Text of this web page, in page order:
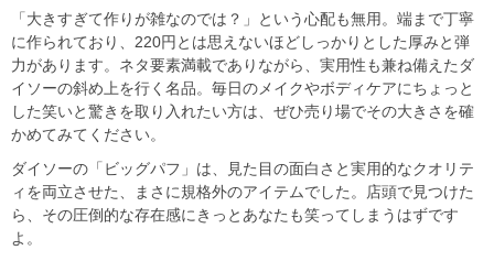
「大きすぎて作りが雑なのでは？」という心配も無用。端まで丁寧
に作られており、220円とは思えないほどしっかりとした厚みと弾
力があります。ネタ要素満載でありながら、実用性も兼ね備えたダ
イソーの斜め上を行く名品。毎日のメイクやボディケアにちょっと
した笑いと驚きを取り入れたい方は、ぜひ売り場でその大きさを確
かめてみてください。
ダイソーの「ビッグパフ」は、見た目の面白さと実用的なクオリテ
ィを両立させた、まさに規格外のアイテムでした。店頭で見つけた
ら、その圧倒的な存在感にきっとあなたも笑ってしまうはずです
よ。